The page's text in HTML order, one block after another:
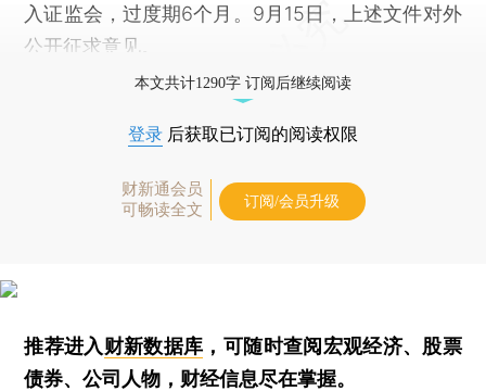
入证监会，过度期6个月。9月15日，上述文件对外
公开征求意见。
本文共计1290字 订阅后继续阅读
登录 后获取已订阅的阅读权限
财新通会员
可畅读全文
订阅/会员升级
推荐进入财新数据库 ，可随时查阅宏观经济、股票
债券、公司人物，财经信息尽在掌握。